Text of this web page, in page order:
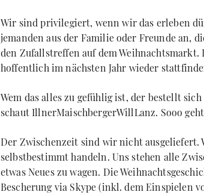
Wir sind privilegiert, wenn wir das erleben
jemanden aus der Familie oder Freunde an,
den Zufallstreffen auf dem
hoffentlich im nächsten Jahr wieder
Wem das alles zu gefühlig ist, der bestellt
schaut IllnerMaischbergerWillLanz. Sooo
Der Zwischenzeit sind wir nicht ausgeliefert.
selbstbestimmt handeln. Uns stehen alle
etwas Neues zu wagen. Die
Bescherung via Skype (inkl. dem Einspielen